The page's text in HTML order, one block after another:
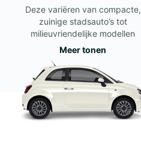
Deze variëren van compacte,
zuinige stadsauto’s tot
milieuvriendelijke modellen
Meer tonen